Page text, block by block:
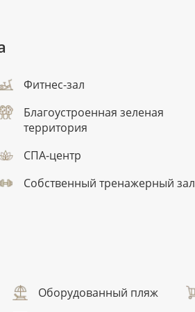
Фитнес-зал
Благоустроенная зеленая
территория
СПА-центр
Собственный тренажерный зал
Оборудованный пляж